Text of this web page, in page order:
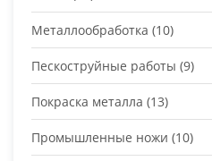
Металлообработка (10)
Пескоструйные работы (9)
Покраска металла (13)
Промышленные ножи (10)